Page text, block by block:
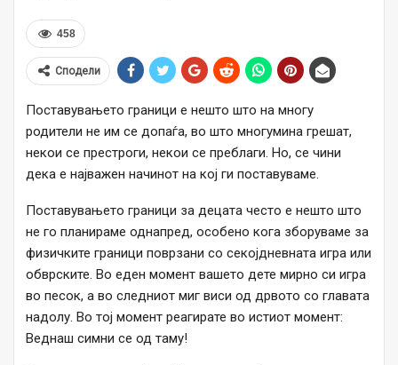
458
Сподели
Поставувањето граници е нешто што на многу
родители не им се допаѓа, во што многумина грешат,
некои се престроги, некои се преблаги. Но, се чини
дека е најважен начинот на кој ги поставуваме.
Поставувањето граници за децата често е нешто што
не го планираме однапред, особено кога зборуваме за
физичките граници поврзани со секојдневната игра или
обврските. Во еден момент вашето дете мирно си игра
во песок, а во следниот миг виси од дрвото со главата
надолу. Во тој момент реагирате во истиот момент:
Веднаш симни се од таму!